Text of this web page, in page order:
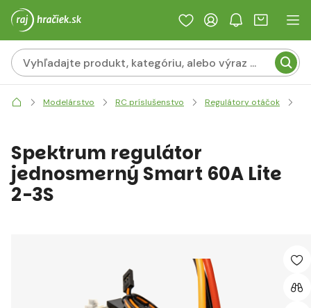
Modelárstvo RC príslušenstvo Regulátory otáčok
Spektrum regulátor
jednosmerný Smart 60A Lite
2-3S